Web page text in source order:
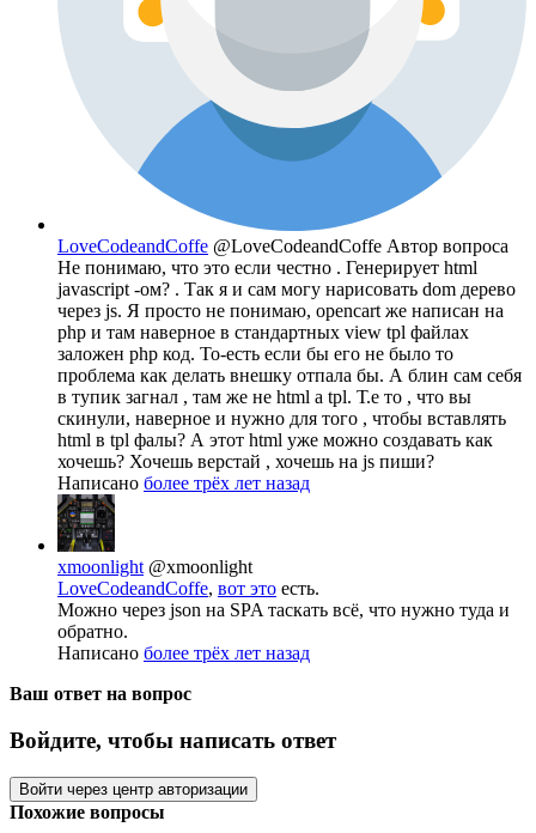
LoveCodeandCoffe @LoveCodeandCoffe Автор вопроса
Не понимаю, что это если честно . Генерирует html
javascript -oм? . Так я и сам могу нарисовать dom дерево
через js. Я просто не понимаю, opencart же написан на
php и там наверное в стандартных view tpl файлах
заложен php код. То-есть если бы его не было то
проблема как делать внешку отпала бы. А блин сам себя
в тупик загнал , там же не html a tpl. Т.е то , что вы
скинули, наверное и нужно для того , чтобы вставлять
html в tpl фалы? А этот html уже можно создавать как
хочешь? Хочешь верстай , хочешь на js пиши?
Написано более трёх лет назад
xmoonlight @xmoonlight
LoveCodeandCoffe, вот это есть.
Можно через json на SPA таскать всё, что нужно туда и
обратно.
Написано более трёх лет назад
Ваш ответ на вопрос
Войдите, чтобы написать ответ
Войти через центр авторизации
Похожие вопросы